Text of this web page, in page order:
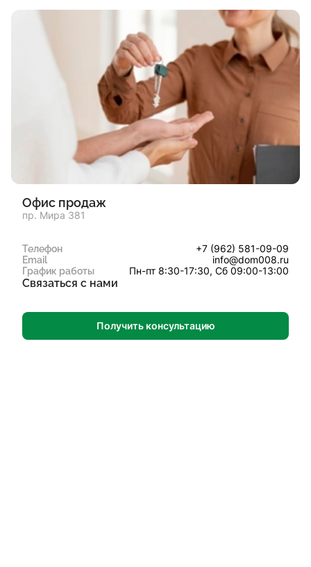
Офис продаж
пр. Мира 381
Телефон +7 (962) 581-09-09
Email info@dom008.ru
График работы Пн-пт 8:30-17:30, Сб 09:00-13:00
Связаться с нами
Получить консультацию